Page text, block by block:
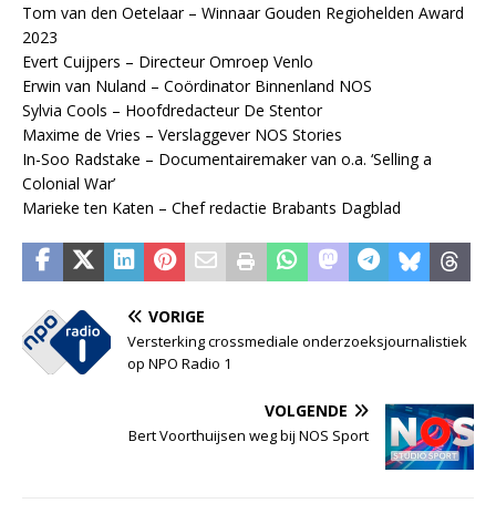
Tom van den Oetelaar – Winnaar Gouden Regiohelden Award
2023
Evert Cuijpers – Directeur Omroep Venlo
Erwin van Nuland – Coördinator Binnenland NOS
Sylvia Cools – Hoofdredacteur De Stentor
Maxime de Vries – Verslaggever NOS Stories
In-Soo Radstake – Documentairemaker van o.a. ‘Selling a
Colonial War’
Marieke ten Katen – Chef redactie Brabants Dagblad
VORIGE
Versterking crossmediale onderzoeksjournalistiek
op NPO Radio 1
VOLGENDE
Bert Voorthuijsen weg bij NOS Sport